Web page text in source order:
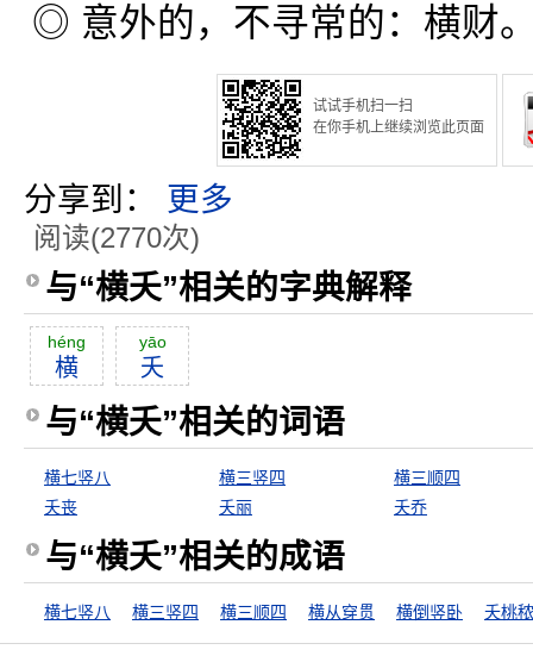
◎ 意外的，不寻常的：横财
试试手机扫一扫
在你手机上继续浏览此页面
分享到： 更多
阅读(2770次)
与“横夭”相关的字典解释
héng
横
yāo
夭
与“横夭”相关的词语
横七竖八 横三竖四
横三顺四
夭丧
夭丽 夭乔
与“横夭”相关的成语
横七竖八 横三竖四 横三顺四 横从穿贯 横倒竖卧 夭桃